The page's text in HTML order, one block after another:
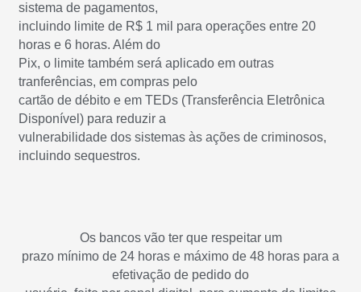
sistema de pagamentos,
incluindo limite de R$ 1 mil para operações entre 20
horas e 6 horas. Além do
Pix, o limite também será aplicado em outras
tranferências, em compras pelo
cartão de débito e em TEDs (Transferência Eletrônica
Disponível) para reduzir a
vulnerabilidade dos sistemas às ações de criminosos,
incluindo sequestros.
Os bancos vão ter que respeitar um
prazo mínimo de 24 horas e máximo de 48 horas para a
efetivação de pedido do